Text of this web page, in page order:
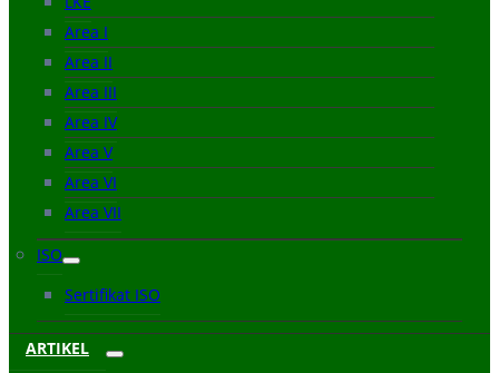
Area I
Area II
Area III
Area IV
Area V
Area VI
Area VII
ISO
Sertifikat ISO
ARTIKEL